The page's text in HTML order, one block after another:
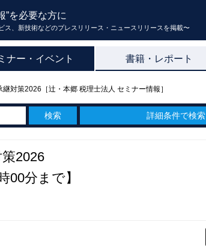
”を必要な方に
、新技術などのプレスリリース・ニュースリリースを掲載〜
ナー・イベント 書籍・レポート
対策2026［辻・本郷 税理士法人 セミナー情報］
詳細条件で検索
2026
00分まで】